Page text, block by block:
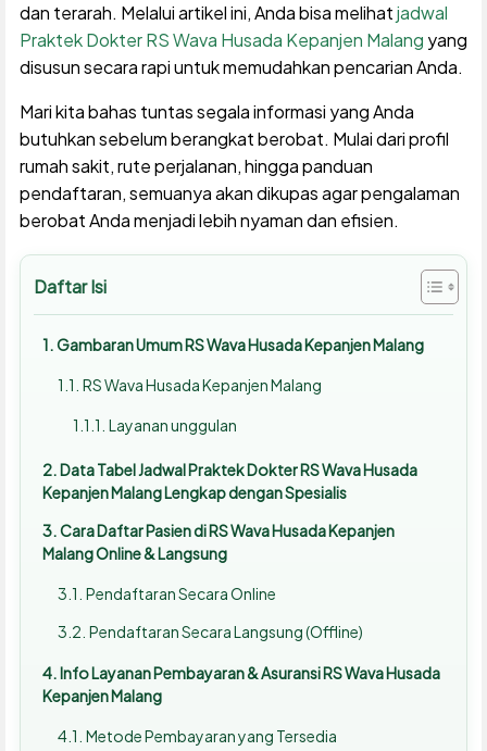
dan terarah. Melalui artikel ini, Anda bisa melihatjadwal
Praktek Dokter RS Wava Husada Kepanjen Malang yang
disusun secara rapi untuk memudahkan pencarian Anda.
Mari kita bahas tuntas segala informasi yang Anda
butuhkan sebelum berangkat berobat. Mulai dari profil
rumah sakit, rute perjalanan, hingga panduan
pendaftaran, semuanya akan dikupas agar pengalaman
berobat Anda menjadi lebih nyaman dan efisien.
Daftar Isi
Gambaran Umum RS Wava Husada Kepanjen Malang
RS Wava Husada Kepanjen Malang
Layanan unggulan
Data Tabel Jadwal Praktek Dokter RS Wava Husada
Kepanjen Malang Lengkap dengan Spesialis
Cara Daftar Pasien di RS Wava Husada Kepanjen
Malang Online & Langsung
Pendaftaran Secara Online
Pendaftaran Secara Langsung (Offline)
Info Layanan Pembayaran & Asuransi RS Wava Husada
Kepanjen Malang
Metode Pembayaran yang Tersedia